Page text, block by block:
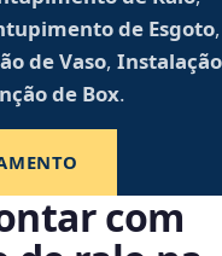
de Esgoto,
de Vaso, Instalação
de Box.
com